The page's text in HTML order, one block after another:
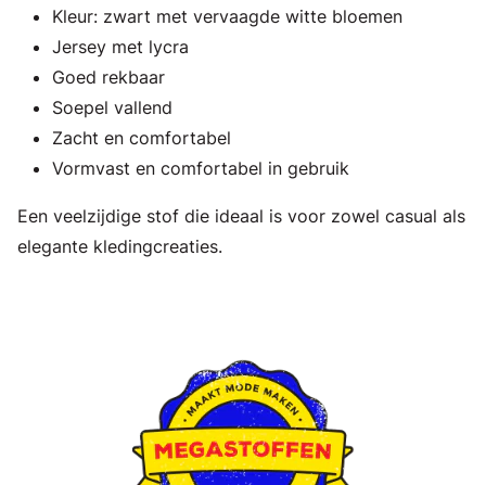
Kleur: zwart met vervaagde witte bloemen
Jersey met lycra
Goed rekbaar
Soepel vallend
Zacht en comfortabel
Vormvast en comfortabel in gebruik
Een veelzijdige stof die ideaal is voor zowel casual als
elegante kledingcreaties.